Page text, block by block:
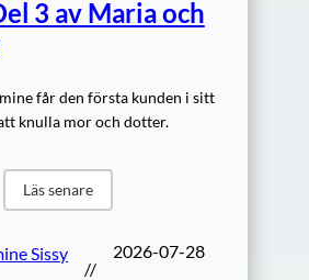
3 av Maria och
får den första kunden i sitt
knulla mor och dotter.
Läs senare
Sissy
//
2026-07-28